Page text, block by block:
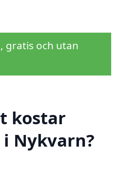
gratis och utan
kostar
Nykvarn?